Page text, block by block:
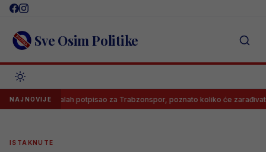
Skip
content Sve Osim Politike
NAJNOVIJE
Salah potpisao za Trabzonspor, poznato koliko će zarađivati
ISTAKNUTE